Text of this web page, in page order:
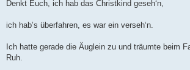
Denkt Euch, ich hab das Christkind geseh‘n,
ich hab’s überfahren, es war ein verseh‘n.
Ich hatte gerade die Äuglein zu und träumte beim
Ruh.